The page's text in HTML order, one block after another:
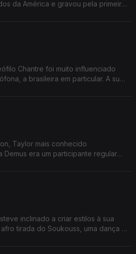
da América e gravou pela primeira
Chantre foi muito influenciado
a brasileira em particular. A sua
Taylor mais conhecido
Demus era um participante regular
inclinado a criar estilos à sua
tirada do Soukouss, uma dança e